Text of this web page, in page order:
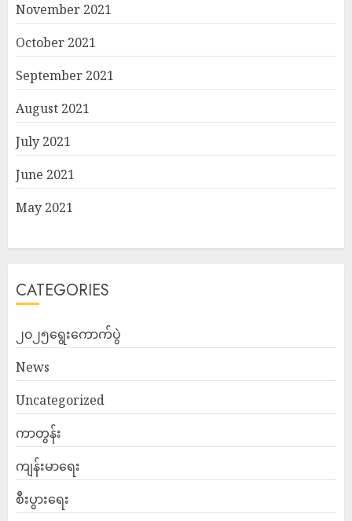
November 2021
October 2021
September 2021
August 2021
July 2021
June 2021
May 2021
CATEGORIES
၂၀၂၅ရွေးကောက်ပွဲ
News
Uncategorized
ကာတွန်း
ကျန်းမာရေး
စီးပွားရေး